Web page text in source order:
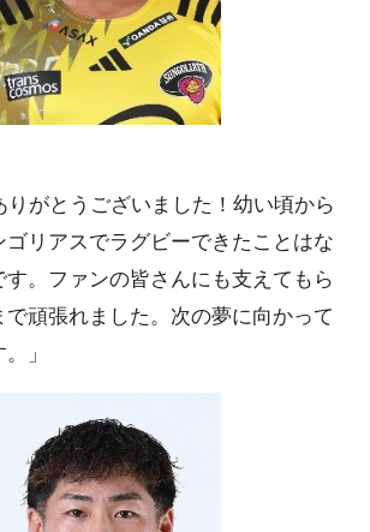
りがとうございました！幼い頃から
リアスでラグビーできたことはな
す。ファンの皆さんにも支えてもら
で頑張れました。次の夢に向かって
」